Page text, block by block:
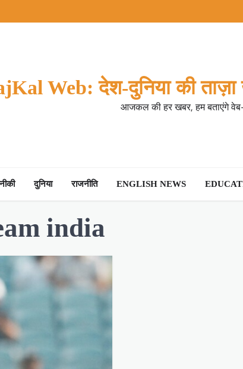
Web: देश-दुनिया की
आजकल की हर खबर, हम बताएंगे वेब-
दुनिया राजनीति ENGLISH NEWS
india